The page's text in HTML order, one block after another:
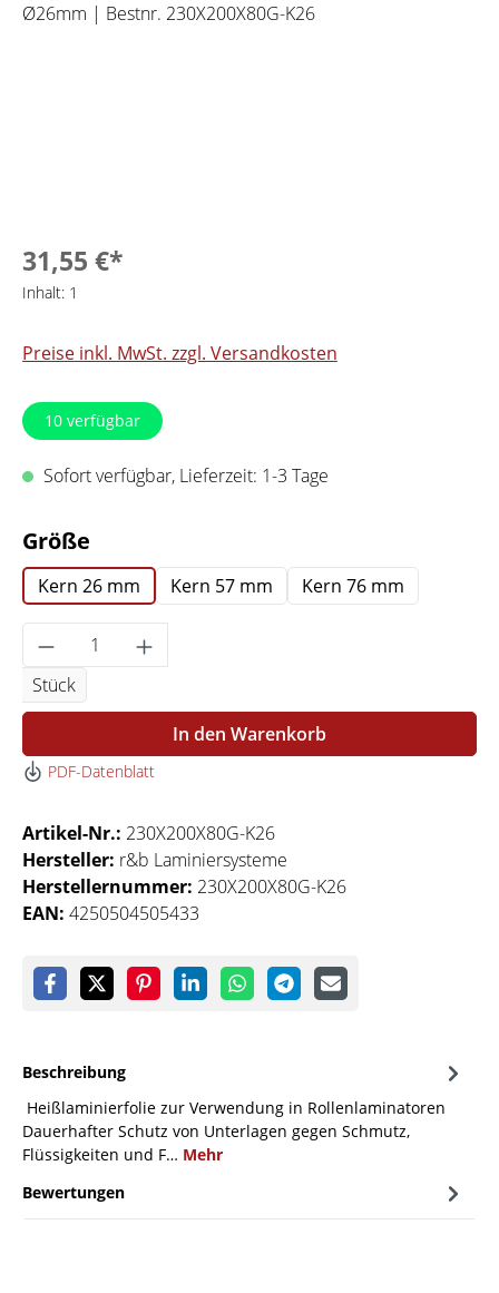
31,55 €*
Inhalt: 1
Preise inkl. MwSt. zzgl. Versandkosten
10 verfügbar
Sofort verfügbar, Lieferzeit: 1-3 Tage
Größe
Kern 26 mm Kern 57 mm Kern 76 mm
Produkt Anzahl: Gib den gewünschten
Stück
In den Warenkorb
PDF-Datenblatt
Artikel-Nr.: 230X200X80G-K26
Hersteller: r&b Laminiersysteme
Herstellernummer: 230X200X80G-K26
EAN: 4250504505433
Beschreibung
Heißlaminierfolie zur Verwendung in Rollenlaminatoren
Dauerhafter Schutz von Unterlagen gegen Schmutz,
Flüssigkeiten und F… Mehr
Bewertungen